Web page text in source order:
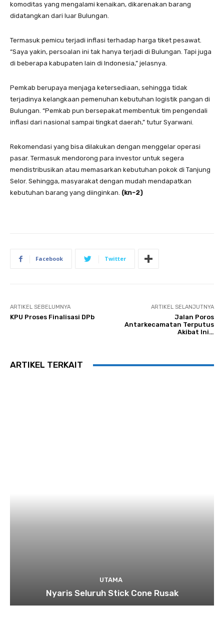
komoditas yang mengalami kenaikan, dikarenakan barang
didatangkan dari luar Bulungan.
Termasuk pemicu terjadi inflasi terhadap harga tiket pesawat.
“Saya yakin, persoalan ini tak hanya terjadi di Bulungan. Tapi juga
di beberapa kabupaten lain di Indonesia,” jelasnya.
Pemkab berupaya menjaga ketersediaan, sehingga tidak
terjadinya kelangkaan pemenuhan kebutuhan logistik pangan di
Bulungan. “Pemkab pun bersepakat membentuk tim pengendali
inflasi dari nasional sampai tingkat daerah,” tutur Syarwani.
Rekomendasi yang bisa dilakukan dengan menggelar operasi
pasar. Termasuk mendorong para investor untuk segera
mendistribusikan atau memasarkan kebutuhan pokok di Tanjung
Selor. Sehingga, masyarakat dengan mudah mendapatkan
kebutuhan barang yang diinginkan. (kn-2)
Facebook Twitter
ARTIKEL SEBELUMNYA
KPU Proses Finalisasi DPb
ARTIKEL SELANJUTNYA
Jalan Poros
Antarkecamatan Terputus
Akibat Ini…
ARTIKEL TERKAIT
UTAMA
Nyaris Seluruh Stick Cone Rusak